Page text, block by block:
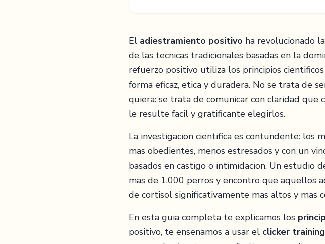
El adiestramiento positivo ha revolucionado
de las tecnicas tradicionales basadas en la
refuerzo positivo utiliza los principios
forma eficaz, etica y duradera. No se trata de
quiera: se trata de comunicar con claridad
le resulte facil y gratificante elegirlos.
La investigacion cientifica es contundente: los
mas obedientes, menos estresados y con un
basados en castigo o intimidacion. Un estudio
mas de 1.000 perros y encontro que aquellos
de cortisol significativamente mas altos y mas
En esta guia completa te explicamos los
positivo, te ensenamos a usar el clicker training